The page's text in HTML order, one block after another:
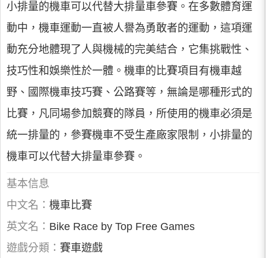
小排量的機車可以代替大排量車參賽。在多數體育運
動中，機車運動一直被人譽為勇敢者的運動，這項運
動充分地體現了人與機械的完美結合，它集挑戰性、
技巧性和娛樂性於一體。機車的比賽項目有機車越
野、國際機車技巧賽、公路賽等，無論是哪種形式的
比賽，凡同場參加競賽的隊員，所使用的機車必須是
統一排量的，參賽機車不受生產廠家限制，小排量的
機車可以代替大排量車參賽。
基本信息
中文名： 機車比賽
英文名： Bike Race by Top Free Games
遊戲分類： 賽車遊戲